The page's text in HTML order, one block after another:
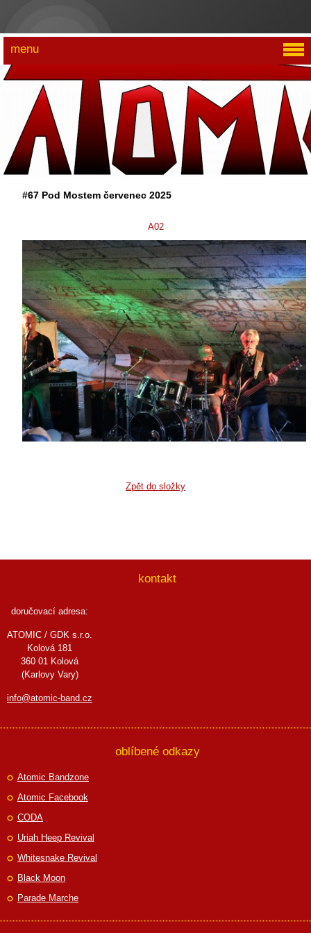
#67 Pod Mostem červenec 2025
A02
Zpět do složky
menu
kontakt
doručovací adresa:
ATOMIC / GDK s.r.o.
Kolová 181
360 01 Kolová
(Karlovy Vary)
info@atomic-band.cz
oblíbené odkazy
Atomic Bandzone
Atomic Facebook
CODA
Uriah Heep Revival
Whitesnake Revival
Black Moon
Parade Marche